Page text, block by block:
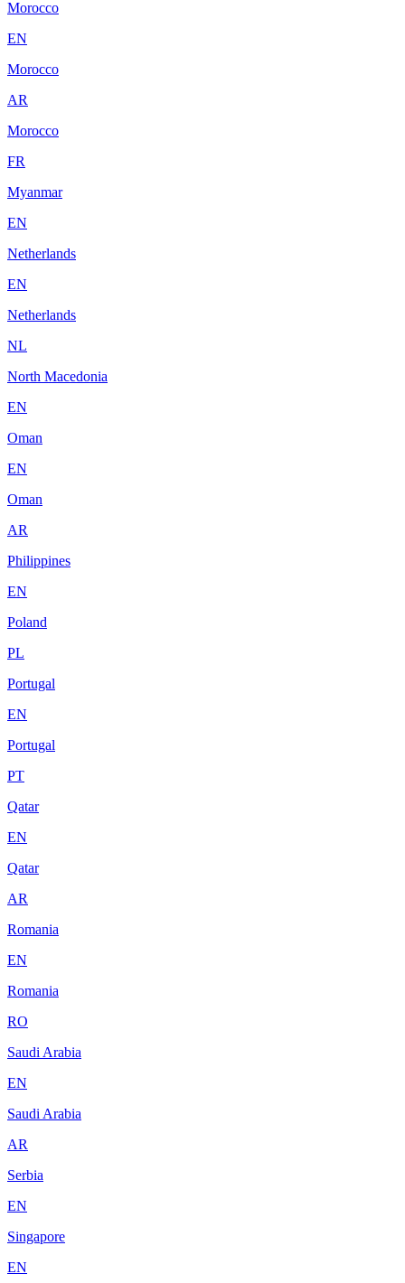
Morocco
EN
Morocco
AR
Morocco
FR
Myanmar
EN
Netherlands
EN
Netherlands
NL
North Macedonia
EN
Oman
EN
Oman
AR
Philippines
EN
Poland
PL
Portugal
EN
Portugal
PT
Qatar
EN
Qatar
AR
Romania
EN
Romania
RO
Saudi Arabia
EN
Saudi Arabia
AR
Serbia
EN
Singapore
EN